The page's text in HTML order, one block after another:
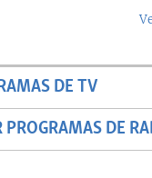
DE TV
PROGRAMAS DE